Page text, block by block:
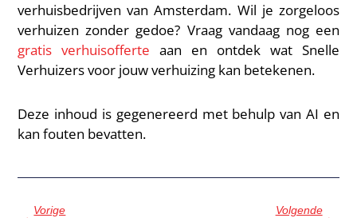
verhuisbedrijven van Amsterdam. Wil je zorgeloos
verhuizen zonder gedoe? Vraag vandaag nog een
gratis verhuisofferte aan en ontdek wat Snelle
Verhuizers voor jouw verhuizing kan betekenen.
Deze inhoud is gegenereerd met behulp van AI en
kan fouten bevatten.
Vorige Volgende